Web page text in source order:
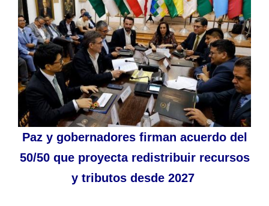
Paz y gobernadores firman acuerdo del
50/50 que proyecta redistribuir recursos
y tributos desde 2027